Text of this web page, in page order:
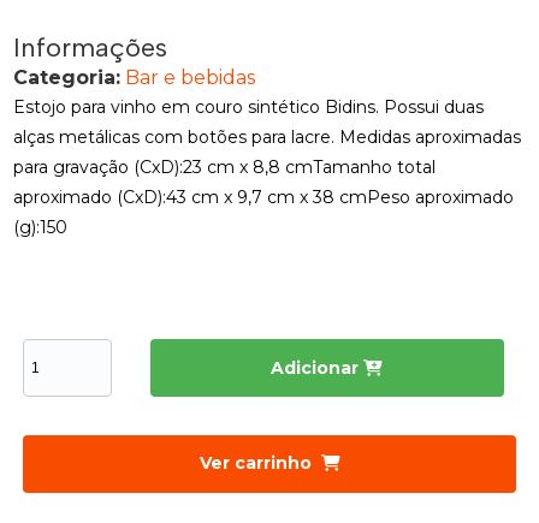
Informações
Categoria: Bar e bebidas
Estojo para vinho em couro sintético Bidins. Possui duas
alças metálicas com botões para lacre. Medidas aproximadas
para gravação (CxD):23 cm x 8,8 cmTamanho total
aproximado (CxD):43 cm x 9,7 cm x 38 cmPeso aproximado
(g):150
Adicionar
Ver carrinho